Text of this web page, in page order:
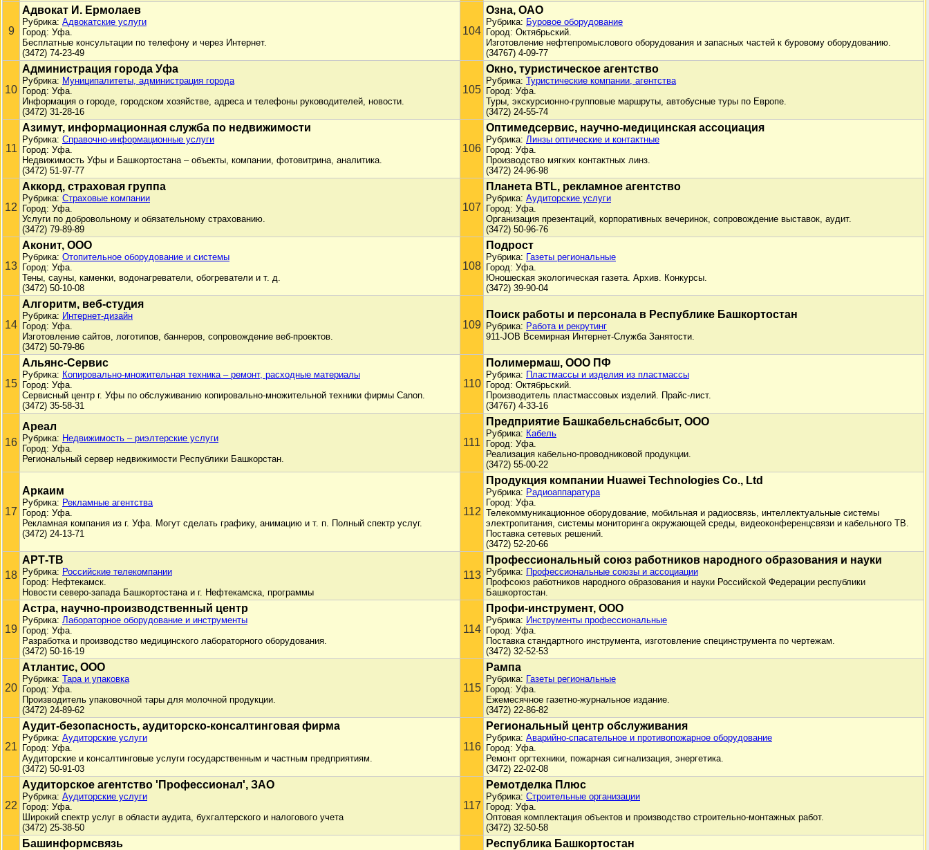
9
Адвокат И. Ермолаев
Рубрика: Адвокатские услуги
Город: Уфа.
Бесплатные консультации по телефону и через Интернет.
(3472) 74-23-49
104
Озна, ОАО
Рубрика: Буровое оборудование
Город: Октябрьский.
Изготовление нефтепромыслового оборудования и запасных частей к буровому оборудованию.
(34767) 4-09-77
10
Администрация города Уфа
Рубрика: Муниципалитеты, администрация города
Город: Уфа.
Информация о городе, городском хозяйстве, адреса и телефоны руководителей, новости.
(3472) 31-28-16
105
Окно, туристическое агентство
Рубрика: Туристические компании, агентства
Город: Уфа.
Туры, экскурсионно-групповые маршруты, автобусные туры по Европе.
(3472) 24-55-74
11
Азимут, информационная служба по недвижимости
Рубрика: Справочно-информационные услуги
Город: Уфа.
Недвижимость Уфы и Башкортостана – объекты, компании, фотовитрина, аналитика.
(3472) 51-97-77
106
Оптимедсервис, научно-медицинская ассоциация
Рубрика: Линзы оптические и контактные
Город: Уфа.
Производство мягких контактных линз.
(3472) 24-96-98
12
Аккорд, страховая группа
Рубрика: Страховые компании
Город: Уфа.
Услуги по добровольному и обязательному страхованию.
(3472) 79-89-89
107
Планета BTL, рекламное агентство
Рубрика: Аудиторские услуги
Город: Уфа.
Организация презентаций, корпоративных вечеринок, сопровождение выставок, аудит.
(3472) 50-96-76
13
Аконит, ООО
Рубрика: Отопительное оборудование и системы
Город: Уфа.
Тены, сауны, каменки, водонагреватели, обогреватели и т. д.
(3472) 50-10-08
108
Подрост
Рубрика: Газеты региональные
Город: Уфа.
Юношеская экологическая газета. Архив. Конкурсы.
(3472) 39-90-04
14
Алгоритм, веб-студия
Рубрика: Интернет-дизайн
Город: Уфа.
Изготовление сайтов, логотипов, баннеров, сопровождение веб-проектов.
(3472) 50-79-86
109
Поиск работы и персонала в Республике Башкортостан
Рубрика: Работа и рекрутинг
911-JOB Всемирная Интернет-Служба Занятости.
15
Альянс-Сервис
Рубрика: Копировально-множительная техника – ремонт, расходные материалы
Город: Уфа.
Сервисный центр г. Уфы по обслуживанию копировально-множительной техники фирмы Canon.
(3472) 35-58-31
110
Полимермаш, ООО ПФ
Рубрика: Пластмассы и изделия из пластмассы
Город: Октябрьский.
Производитель пластмассовых изделий. Прайс-лист.
(34767) 4-33-16
16
Ареал
Рубрика: Недвижимость – риэлтерские услуги
Город: Уфа.
Региональный сервер недвижимости Республики Башкорстан.
111
Предприятие Башкабельснабсбыт, ООО
Рубрика: Кабель
Город: Уфа.
Реализация кабельно-проводниковой продукции.
(3472) 55-00-22
17
Аркаим
Рубрика: Рекламные агентства
Город: Уфа.
Рекламная компания из г. Уфа. Могут сделать графику, анимацию и т. п. Полный спектр услуг.
(3472) 24-13-71
112
Продукция компании Huawei Technologies Co., Ltd
Рубрика: Радиоаппаратура
Город: Уфа.
Телекоммуникационное оборудование, мобильная и радиосвязь, интеллектуальные системы
электропитания, системы мониторинга окружающей среды, видеоконференцсвязи и кабельного ТВ.
Поставка сетевых решений.
(3472) 52-20-66
18
АРТ-ТВ
Рубрика: Российские телекомпании
Город: Нефтекамск.
Новости северо-запада Башкортостана и г. Нефтекамска, программы
113
Профессиональный союз работников народного образования и науки
Рубрика: Профессиональные союзы и ассоциации
Профсоюз работников народного образования и науки Российской Федерации республики
Башкортостан.
19
Астра, научно-производственный центр
Рубрика: Лабораторное оборудование и инструменты
Город: Уфа.
Разработка и производство медицинского лабораторного оборудования.
(3472) 50-16-19
114
Профи-инструмент, ООО
Рубрика: Инструменты профессиональные
Город: Уфа.
Поставка стандартного инструмента, изготовление специнструмента по чертежам.
(3472) 32-52-53
20
Атлантис, ООО
Рубрика: Тара и упаковка
Город: Уфа.
Производитель упаковочной тары для молочной продукции.
(3472) 24-89-62
115
Рампа
Рубрика: Газеты региональные
Город: Уфа.
Ежемесячное газетно-журнальное издание.
(3472) 22-86-82
21
Аудит-безопасность, аудиторско-консалтинговая фирма
Рубрика: Аудиторские услуги
Город: Уфа.
Аудиторские и консалтинговые услуги государственным и частным предприятиям.
(3472) 50-91-03
116
Региональный центр обслуживания
Рубрика: Аварийно-спасательное и противопожарное оборудование
Город: Уфа.
Ремонт оргтехники, пожарная сигнализация, энергетика.
(3472) 22-02-08
22
Аудиторское агентство 'Профессионал', ЗАО
Рубрика: Аудиторские услуги
Город: Уфа.
Широкий спектр услуг в области аудита, бухгалтерского и налогового учета
(3472) 25-38-50
117
Ремотделка Плюс
Рубрика: Строительные организации
Город: Уфа.
Оптовая комплектация объектов и производство строительно-монтажных работ.
(3472) 32-50-58
Башинформсвязь Республика Башкортостан